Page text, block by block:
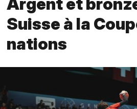
Argent et
Suisse à la
nations